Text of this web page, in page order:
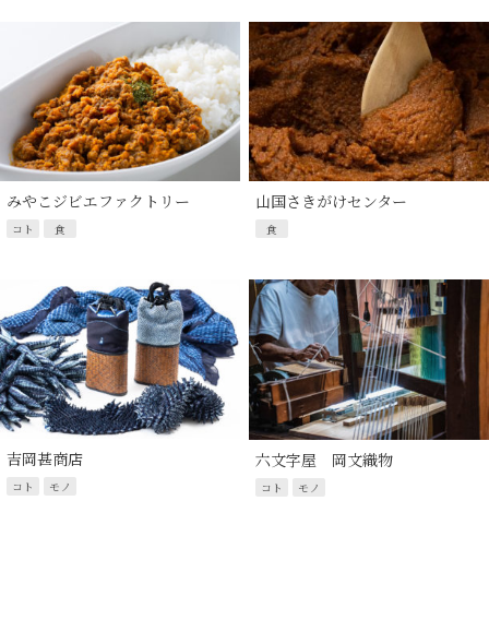
みやこジビエファクトリー
コト 食
山国さきがけセンター
食
吉岡甚商店
コト モノ
六文字屋 岡文織物
コト モノ